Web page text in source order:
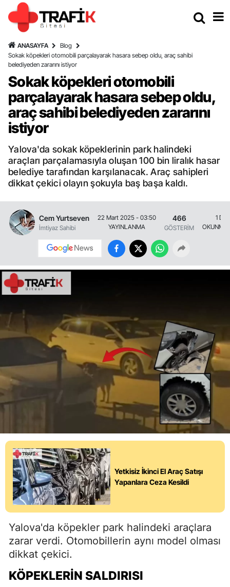
ANASAYFA
Blog
Sokak köpekleri otomobili parçalayarak hasara sebep oldu, araç sahibi
belediyeden zararını istiyor
Sokak köpekleri otomobili
parçalayarak hasara sebep oldu,
araç sahibi belediyeden zararını
istiyor
Yalova'da sokak köpeklerinin park halindeki
araçları parçalamasıyla oluşan 100 bin liralık hasar
belediye tarafından karşılanacak. Araç sahipleri
dikkat çekici olayın şokuyla baş başa kaldı.
Cem Yurtseven
İmtiyaz Sahibi
22 Mart 2025 - 03:50
YAYINLANMA
466
GÖSTERİM
1
OKUNMA
Yetkisiz İkinci El Araç Satışı
Yapanlara Ceza Kesildi
Yalova'da köpekler park halindeki araçlara
zarar verdi. Otomobillerin aynı model olması
dikkat çekici.
KÖPEKLERIN SALDIRISI